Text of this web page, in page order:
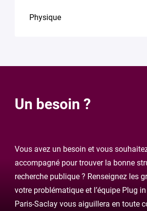
Physique
Un besoin ?
Vous avez un besoin et vous
accompagné pour trouver la bonne
recherche publique ? Renseignez les
votre problématique et l’équipe Plug
Paris-Saclay vous aiguillera en toute